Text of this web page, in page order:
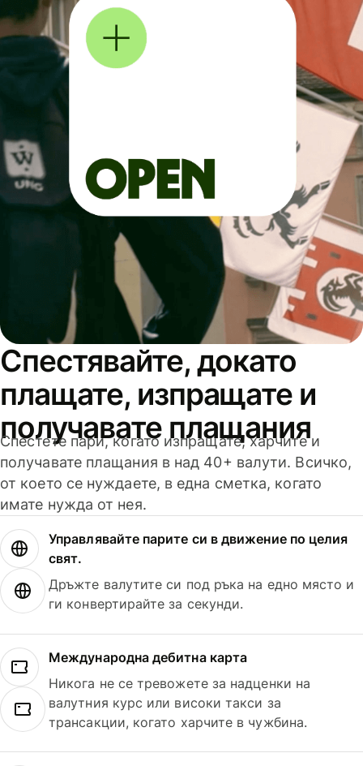
Спестявайте, докато
плащате, изпращате и
получавате плащания
Спестете пари, когато изпращате, харчите и
получавате плащания в над 40+ валути. Всичко,
от което се нуждаете, в една сметка, когато
имате нужда от нея.
Управлявайте парите си в движение по целия
свят.
Дръжте валутите си под ръка на едно място и
ги конвертирайте за секунди.
Международна дебитна карта
Никога не се тревожете за надценки на
валутния курс или високи такси за
трансакции, когато харчите в чужбина.